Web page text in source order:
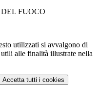
FUOCO
utilizzati si avvalgono di
alle finalità illustrate nella
Accetta tutti i cookies